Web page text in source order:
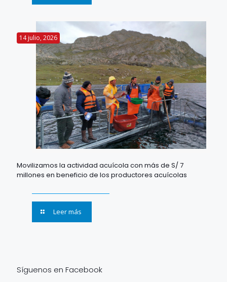
14 julio, 2026
Movilizamos la actividad acuícola con más de S/ 7
millones en beneficio de los productores acuícolas
Leer más
Síguenos en Facebook